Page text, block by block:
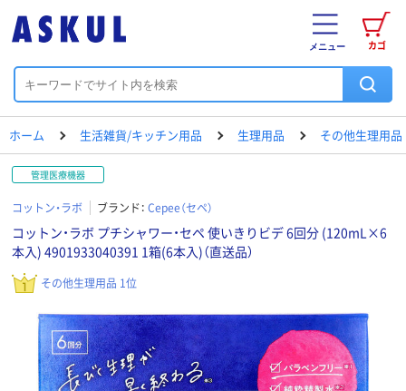
カゴ
メニュー
ホーム 生活雑貨/キッチン用品 生理用品 その他生理用品
管理医療機器
コットン・ラボ ブランド： Cepee（セペ）
コットン・ラボ プチシャワー・セペ 使いきりビデ 6回分 (120mL×6
本入) 4901933040391 1箱(6本入)（直送品）
その他生理用品 1位